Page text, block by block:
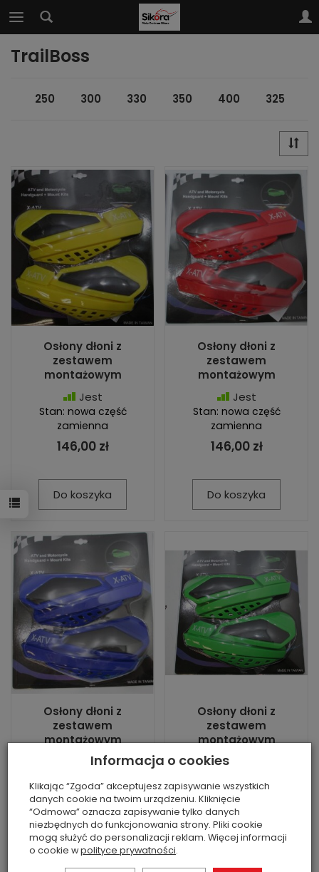
TrailBoss
250 300 330 350 400 325
Osłony dłoni z
zestawem
montażowym
Jest
Stan: nowa część
zamienna
146,00 zł
Do koszyka
Osłony dłoni z
zestawem
montażowym
Jest
Stan: nowa część
zamienna
146,00 zł
Do koszyka
Osłony dłoni z
zestawem
montażowym
Jest
zamienna
146,00 zł
Do koszyka
Osłony dłoni z
zestawem
montażowym
zamienna
146,00 zł
Informacja o cookies
Klikając “Zgoda” akceptujesz zapisywanie wszystkich
danych cookie na twoim urządzeniu. Kliknięcie
“Odmowa” oznacza zapisywanie tylko danych
niezbędnych do funkcjonowania strony. Pliki cookie
mogą służyć do personalizacji reklam. Więcej informacji
o cookie wpolityce prywatności.